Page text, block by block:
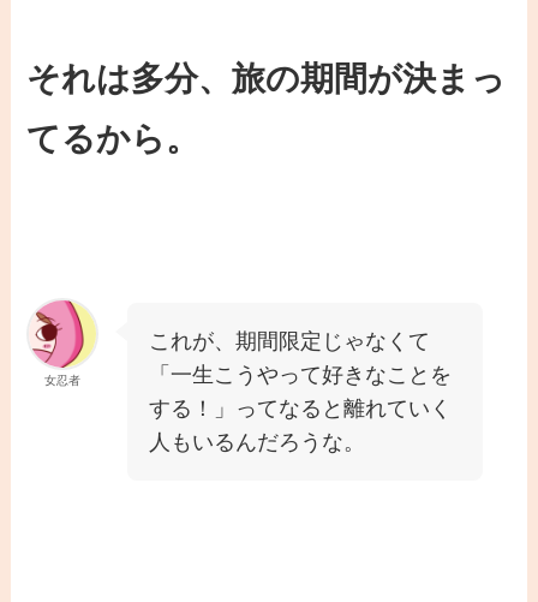
それは多分、旅の期間が決まっ
てるから。
女忍者
これが、期間限定じゃなくて
「一生こうやって好きなことを
する！」ってなると離れていく
人もいるんだろうな。